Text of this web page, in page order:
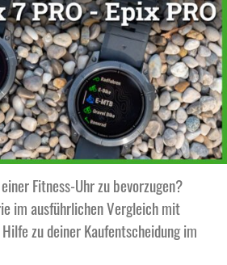
Fitness-Uhr zu bevorzugen?
im ausführlichen Vergleich mit
zu deiner Kaufentscheidung im